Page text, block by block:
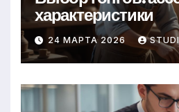
характеристики
24 МАРТА 2026